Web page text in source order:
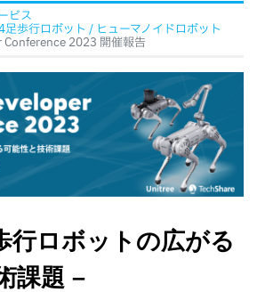
ビス
歩行ロボット / ヒューマノイドロボット
2023 開催報告
行ロボットの広がる
課題 –